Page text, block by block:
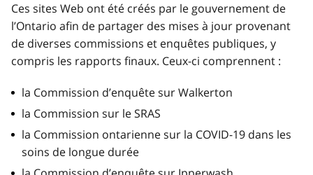
Ces sites Web ont été créés par le gouvernement de
l’Ontario afin de partager des mises à jour provenant
de diverses commissions et enquêtes publiques, y
compris les rapports finaux. Ceux-ci comprennent :
la Commission d’enquête sur Walkerton
la Commission sur le SRAS
la Commission ontarienne sur la COVID-19 dans les
soins de longue durée